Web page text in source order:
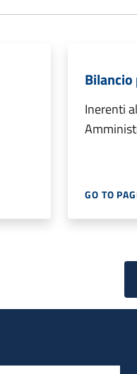
Inerenti
GO TO